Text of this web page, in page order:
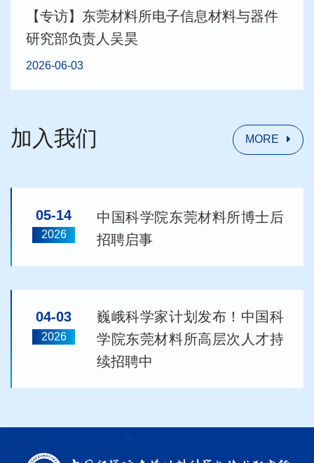
【专访】东莞材料所电子信息材料与器件
研究部负责人吴昊
2026-06-03
加入我们 MORE
05-14
2026
中国科学院东莞材料所博士后
招聘启事
04-03
2026
巍峨科学家计划发布！中国科
学院东莞材料所高层次人才持
续招聘中